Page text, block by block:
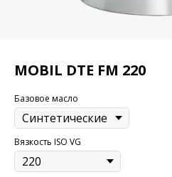
MOBIL DTE FM 220
Базовое масло
Вязкость ISO VG